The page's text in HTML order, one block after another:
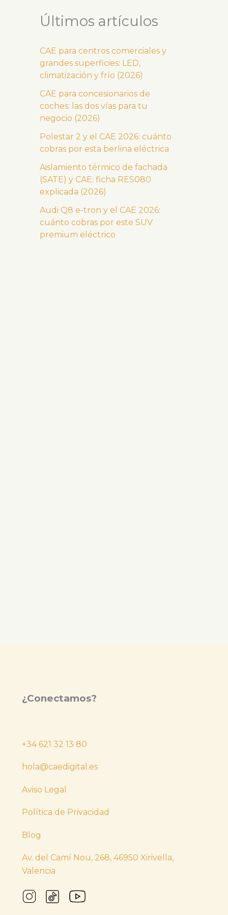
Últimos artículos
CAE para centros comerciales y
grandes superficies: LED,
climatización y frío (2026)
CAE para concesionarios de
coches: las dos vías para tu
negocio (2026)
Polestar 2 y el CAE 2026: cuánto
cobras por esta berlina eléctrica
Aislamiento térmico de fachada
(SATE) y CAE: ficha RES080
explicada (2026)
Audi Q8 e-tron y el CAE 2026:
cuánto cobras por este SUV
premium eléctrico
¿Conectamos?
+34 621 32 13 80
hola@caedigital.es
Aviso Legal
Política de Privacidad
Blog
Av. del Camí Nou, 268, 46950 Xirivella,
Valencia